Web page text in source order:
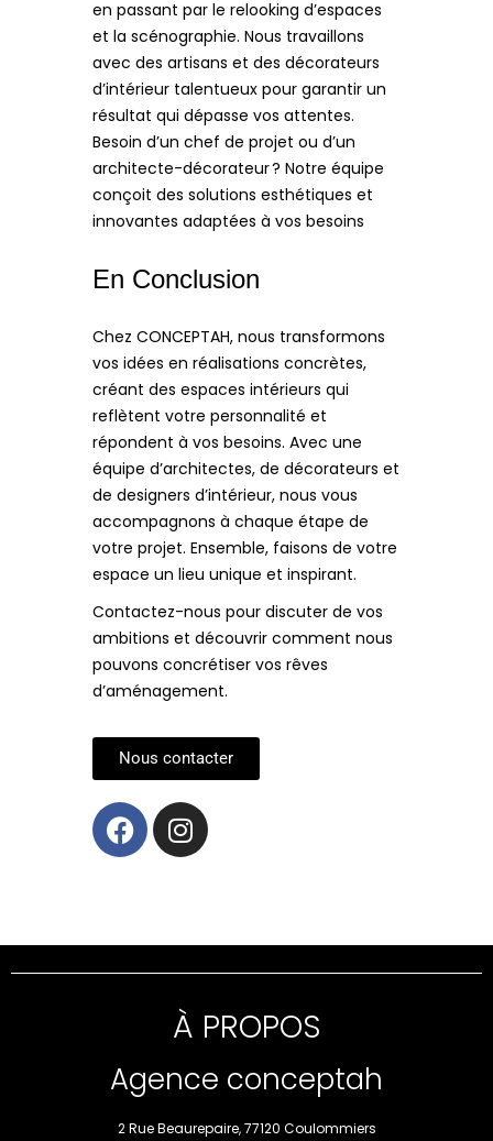
en passant par le relooking d’espaces
et la scénographie. Nous travaillons
avec des artisans et des décorateurs
d’intérieur talentueux pour garantir un
résultat qui dépasse vos attentes.
Besoin d’un chef de projet ou d’un
architecte-décorateur ? Notre équipe
conçoit des solutions esthétiques et
innovantes adaptées à vos besoins
En Conclusion
Chez CONCEPTAH, nous transformons
vos idées en réalisations concrètes,
créant des espaces intérieurs qui
reflètent votre personnalité et
répondent à vos besoins. Avec une
équipe d’architectes, de décorateurs et
de designers d’intérieur, nous vous
accompagnons à chaque étape de
votre projet. Ensemble, faisons de votre
espace un lieu unique et inspirant.
Contactez-nous pour discuter de vos
ambitions et découvrir comment nous
pouvons concrétiser vos rêves
d’aménagement.
Nous contacter
À PROPOS
Agence conceptah
2 Rue Beaurepaire, 77120 Coulommiers